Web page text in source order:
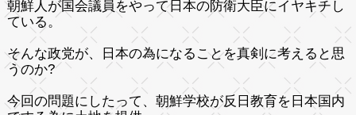
朝鮮人が国会議員をやって日本の防衛大臣にイヤキチし
ている。
そんな政党が、日本の為になることを真剣に考えると思
うのか?
今回の問題にしたって、朝鮮学校が反日教育を日本国内